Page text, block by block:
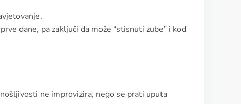
dane, pa zaključi da može “stisnuti zube” i kod
ne improvizira, nego se prati uputa